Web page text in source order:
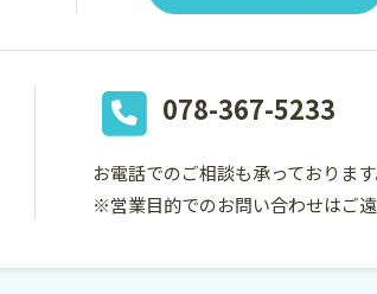
078-367-5233
お電話でのご相談も承っております
※営業目的でのお問い合わせはご遠